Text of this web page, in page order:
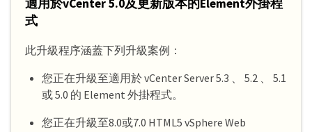
適用於vCenter 5.0及更新版本的Element外掛程
式
此升級程序涵蓋下列升級案例：
您正在升級至適用於 vCenter Server 5.3 、 5.2 、 5.1
或 5.0 的 Element 外掛程式。
您正在升級至8.0或7.0 HTML5 vSphere Web